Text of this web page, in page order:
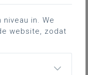
in. We
website, zodat